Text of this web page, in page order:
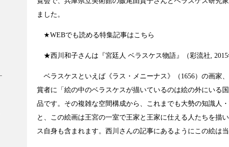
ました。
★WEBでも読める特集記事はこちら
★西川和子さんは 『宮廷人 ベラスケス物語』（彩流社, 2015
ベラスケスといえば《ラス・メニーナス》（1656）の画家
賞者に「絵の中のベラスケスが描いているのは絵の外にいる
品です。その複雑な空間構成から、これまでも大勢の知識人
と、この絵画は王宮の一室で王家と王家に仕える人たちを描
ス自身も含まれます。西川さんの記事にあるようにこの絵は